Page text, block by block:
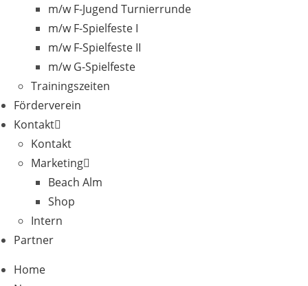
m/w F-Jugend Turnierrunde
m/w F-Spielfeste I
m/w F-Spielfeste II
m/w G-Spielfeste
Trainingszeiten
Förderverein
Kontakt
Kontakt
Marketing
Beach Alm
Shop
Intern
Partner
Home